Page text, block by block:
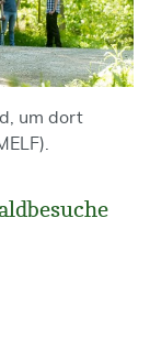
um dort